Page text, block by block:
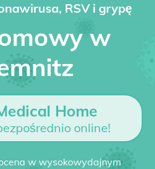
RSV i grypę
w
Home
online!
w wysokowydajnym